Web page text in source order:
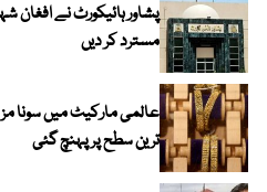
پشاور ہائیکورٹ نے افغان
مسترد کر دیں
ترین سطح پر پہنچ گئی